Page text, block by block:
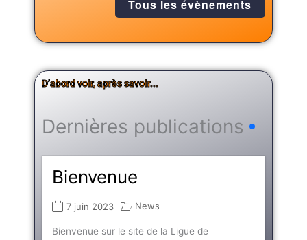
Tous les évènements
D’abord voir, après savoir...
Dernières publications
Bienvenue
7 juin 2023 News
Bienvenue sur le site de la Ligue de